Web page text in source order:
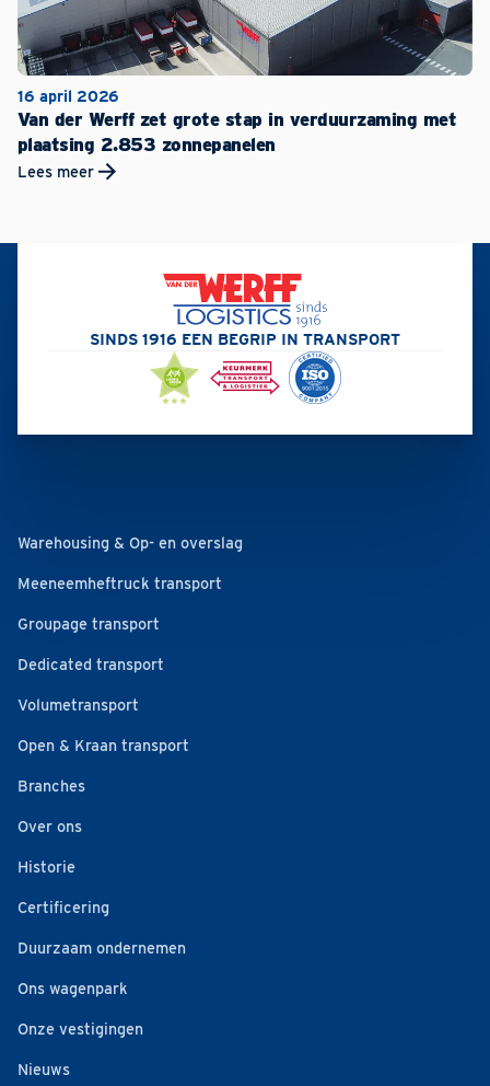
16 april 2026
Van der Werff zet grote stap in verduurzaming met
plaatsing 2.853 zonnepanelen
Lees meer
SINDS 1916 EEN BEGRIP IN TRANSPORT
Warehousing & Op- en overslag
Meeneemheftruck transport
Groupage transport
Dedicated transport
Volumetransport
Open & Kraan transport
Branches
Over ons
Historie
Certificering
Duurzaam ondernemen
Ons wagenpark
Onze vestigingen
Nieuws